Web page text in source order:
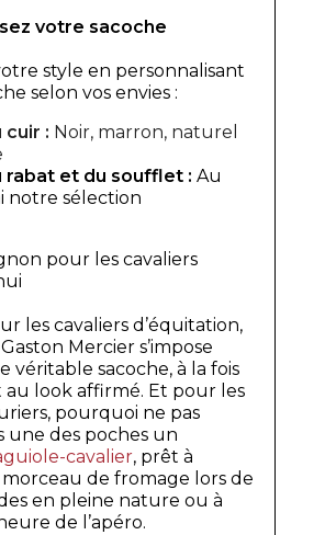
votre sacoche
style en personnalisant
selon vos envies :
cuir : Noir, marron, naturel
rabat et du soufflet : Au
notre sélection
pour les cavaliers
les cavaliers d’équitation,
Mercier s’impose
véritable sacoche, à la fois
look affirmé. Et pour les
pourquoi ne pas
une des poches un
cavalier, prêt à
de fromage lors de
en pleine nature ou à
de l’apéro.